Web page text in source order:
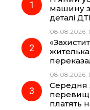
o
k
машину
деталі
08.08.2026,
08.08.2026,
Середня
платять